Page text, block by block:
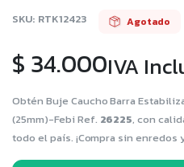
SKU: RTK12423 Agotado
$ 34.000IVA
Obtén Buje Caucho Barra
(25mm)-Febi Ref. 26225, con
todo el país. ¡Compra sin enredos